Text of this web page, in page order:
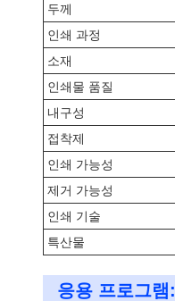
두께
인쇄 과정
소재
인쇄물 품질
내구성
접착제
인쇄 가능성
제거 가능성
인쇄 기술
특산물
응용 프로그램: